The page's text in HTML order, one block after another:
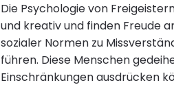
Die Psychologie von
und kreativ und finden Freude
sozialer Normen zu
führen. Diese Menschen
Einschränkungen ausdrücken